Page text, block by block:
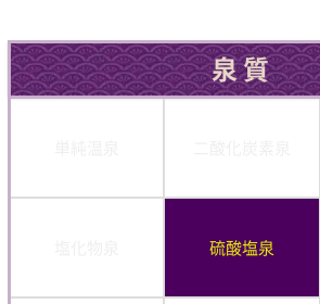
泉質
硫酸塩泉